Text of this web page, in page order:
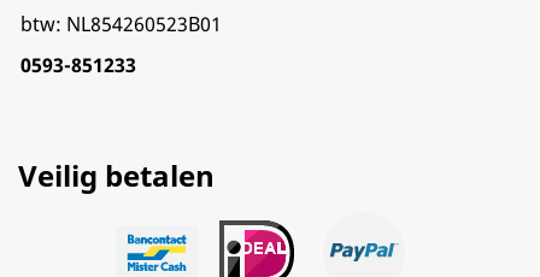
btw: NL854260523B01
0593-851233
Veilig betalen